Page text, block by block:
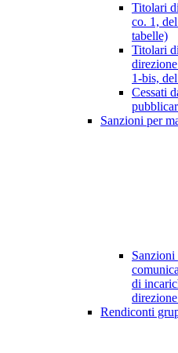
Titolari
co. 1,
tabelle)
Titolari
1-bis,
Cessati
Sanzioni per
Sanzioni
di
Rendiconti